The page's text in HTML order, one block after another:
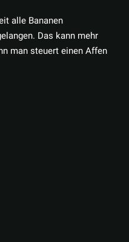
alle Bananen
Das kann mehr
man steuert einen Affen